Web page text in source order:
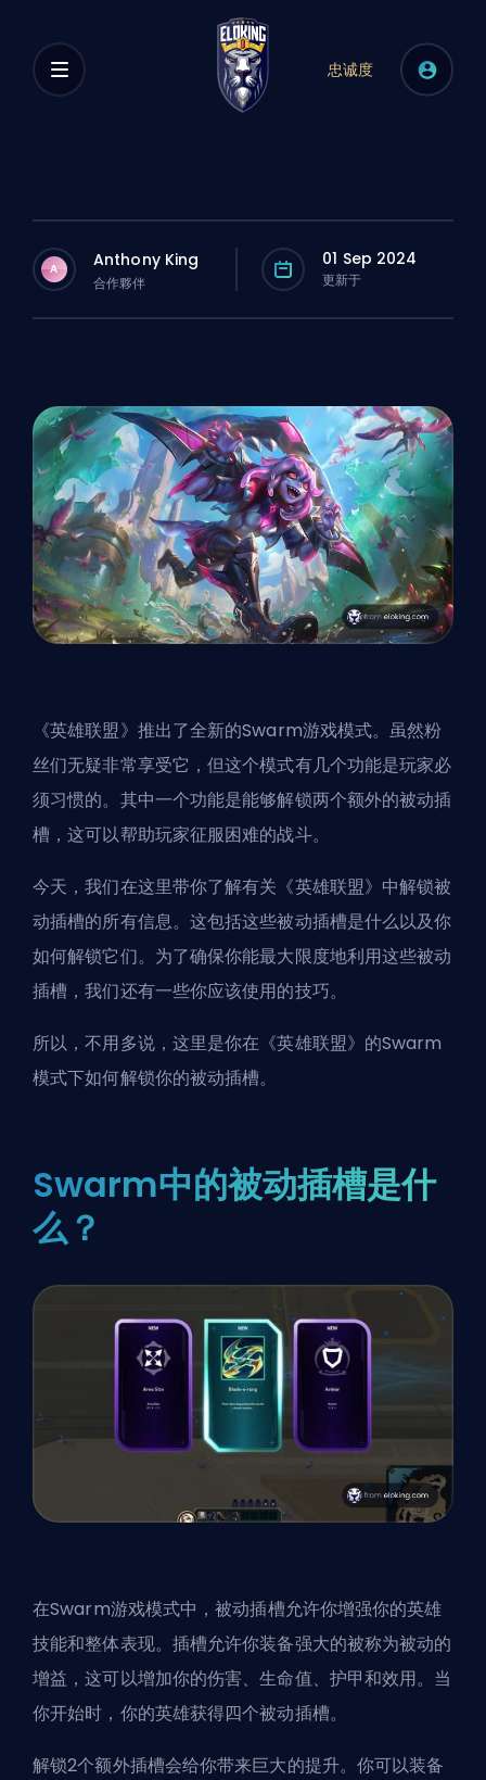
忠诚度
A Anthony King
合作夥伴
01 Sep 2024
更新于
《英雄联盟》推出了全新的Swarm游戏模式。虽然粉
丝们无疑非常享受它，但这个模式有几个功能是玩家必
须习惯的。其中一个功能是能够解锁两个额外的被动插
槽，这可以帮助玩家征服困难的战斗。
今天，我们在这里带你了解有关《英雄联盟》中解锁被
动插槽的所有信息。这包括这些被动插槽是什么以及你
如何解锁它们。为了确保你能最大限度地利用这些被动
插槽，我们还有一些你应该使用的技巧。
所以，不用多说，这里是你在《英雄联盟》的Swarm
模式下如何解锁你的被动插槽。
Swarm中的被动插槽是什
么？
在Swarm游戏模式中，被动插槽允许你增强你的英雄
技能和整体表现。插槽允许你装备强大的被称为被动的
增益，这可以增加你的伤害、生命值、护甲和效用。当
你开始时，你的英雄获得四个被动插槽。
解锁2个额外插槽会给你带来巨大的提升。你可以装备